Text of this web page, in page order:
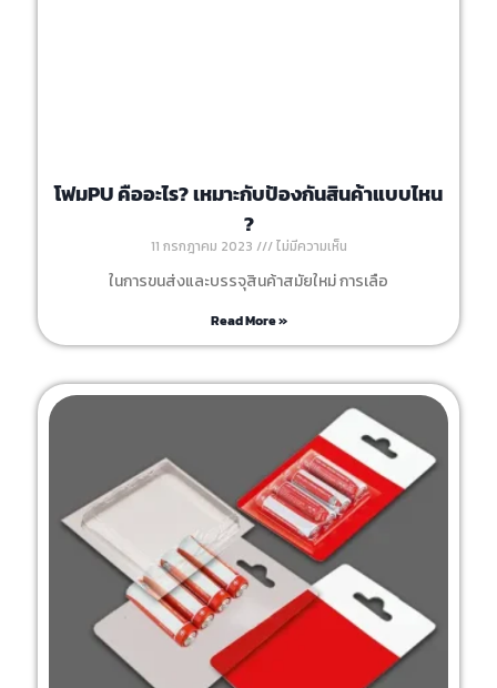
โฟมPU คืออะไร? เหมาะกับป้องกันสินค้าแบบไหน
?
11 กรกฎาคม 2023 ไม่มีความเห็น
ในการขนส่งและบรรจุสินค้าสมัยใหม่ การเลือ
Read More »